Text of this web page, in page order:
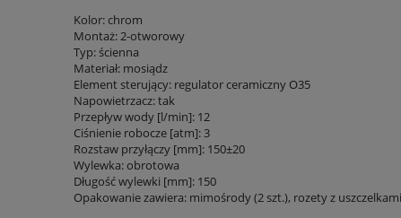
Kolor: chrom
Montaż: 2-otworowy
Typ: ścienna
Materiał: mosiądz
Element sterujący: regulator ceramiczny O35
Napowietrzacz: tak
Przepływ wody [l/min]: 12
Ciśnienie robocze [atm]: 3
Rozstaw przyłączy [mm]: 150±20
Wylewka: obrotowa
Długość wylewki [mm]: 150
Opakowanie zawiera: mimośrody (2 szt.), rozety z